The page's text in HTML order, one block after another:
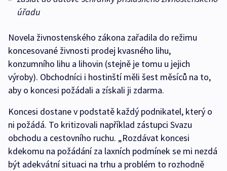
úřadu
Novela živnostenského zákona zařadila do režimu
koncesované živnosti prodej kvasného lihu,
konzumního lihu a lihovin (stejně je tomu u jejich
výroby). Obchodníci i hostinští měli šest měsíců na to,
aby o koncesi požádali a získali ji zdarma.
Koncesi dostane v podstatě každý podnikatel, který o
ni požádá. To kritizovali například zástupci Svazu
obchodu a cestovního ruchu. „Rozdávat koncesi
kdekomu na požádání za laxních podmínek se mi nezdá
být adekvátní situaci na trhu a problém to rozhodně